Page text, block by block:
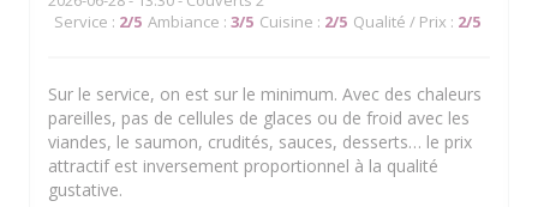
Service : 2/5 Ambiance : 3/5 Cuisine : 2/5 Qualité / Prix : 2/5
Sur le service, on est sur le minimum. Avec des chaleurs
pareilles, pas de cellules de glaces ou de froid avec les
viandes, le saumon, crudités, sauces, desserts… le prix
attractif est inversement proportionnel à la qualité
gustative.